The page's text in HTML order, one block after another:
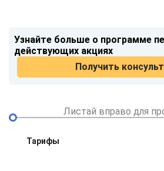
Узнайте больше о программе
действующих акциях
Получить
Листай вправо для
Тарифы